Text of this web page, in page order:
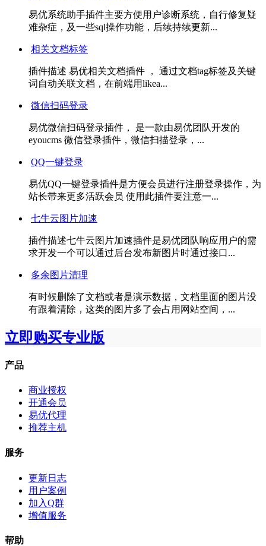
易优系统助手插件主要方便用户诊断系统，自行修复疑
难杂症，及一些sql操作功能，后续持续更新...
相关文档标签
插件描述 易优相关文档插件 ， 通过文档tag标签及关键
词自动关联文档，在前端用likea...
微信扫码登录
易优微信扫码登录插件， 是一款由易优团队开发的
eyoucms 微信登录插件，微信扫描登录，...
QQ一键登录
易优QQ一键登录插件是方便会员进行注册登录操作，为
站长带来更多活跃会员 使用此插件要注意一...
七牛云图片加速
插件描述七牛云图片加速插件是易优团队响应用户的需
求开发一个可以通过后台发布新图片时通过接口...
多余图片清理
有时候删除了文档或者是演示数据，文档里面的图片没
有跟着清除，这类的图片多了会占用网站空间，...
立即购买专业版
产品
商业授权
开通会员
易优代理
推荐主机
服务
更新日志
用户案例
加入Q群
增值服务
帮助